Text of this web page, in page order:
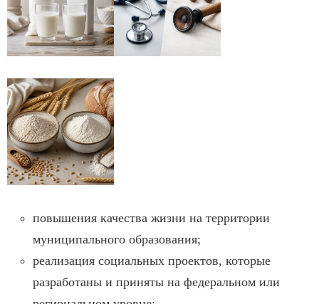
повышения качества жизни на территории
муниципального образования;
реализация социальных проектов, которые
разработаны и приняты на федеральном или